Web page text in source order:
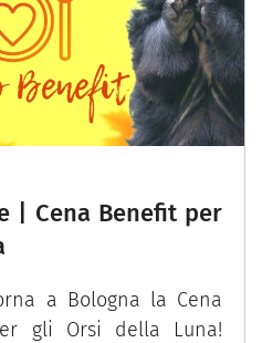
| Cena Benefit per
a Bologna la Cena
gli Orsi della Luna!